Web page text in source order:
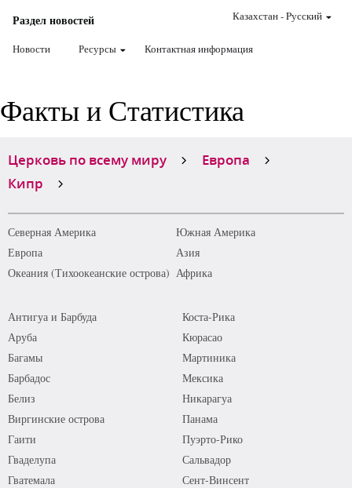
Раздел новостей
Новости Ресурсы Контактная информация
Казахстан-Pусский
Факты и Статистика
Церковь по всему миру
Европа
Кипр
Северная Америка
Южная Америка
Европа
Азия
Океания (Тихоокеанские острова) Африка
Антигуа и Барбуда
Аруба
Багамы
Барбадос
Белиз
Виргинские острова
Гаити
Гваделупа
Гватемала
Коста-Рика
Кюрасао
Мартиника
Мексика
Никарагуа
Панама
Пуэрто-Рико
Сальвадор
Сент-Винсент